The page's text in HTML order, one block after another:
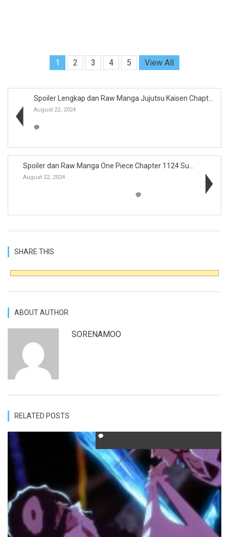
1 2 3 4 5 View All
Spoiler Lengkap dan Raw Manga Jujutsu Kaisen Chapt...
August 22, 2024
August 22, 2024
SHARE THIS
ABOUT AUTHOR
SORENAMOO
RELATED POSTS